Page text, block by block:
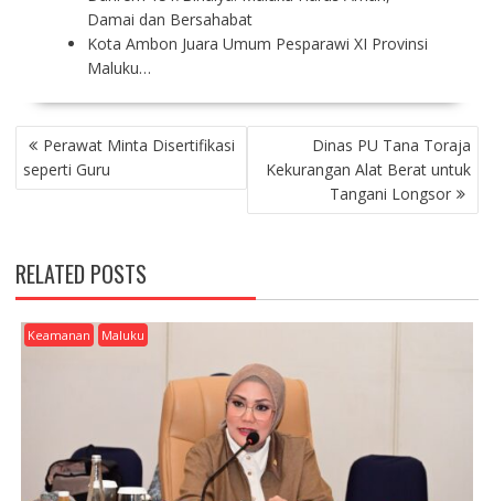
Damai dan Bersahabat
Kota Ambon Juara Umum Pesparawi XI Provinsi
Maluku…
P
O
S
A
V
I
G
A
Perawat Minta Disertifikasi
seperti Guru
Dinas PU Tana Toraja
Kekurangan Alat Berat untuk
Tangani Longsor
RELATED POSTS
Keamanan Maluku